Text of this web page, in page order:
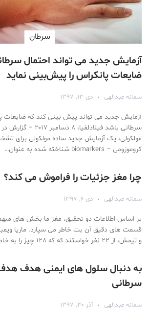
سرطان
آزمایش جدید می تواند احتمال
ضایعات پانکراس را پیش‌بینی نماید
سمانه عبدالهی دی ۱۳, ۱۳۹۷
آزمایش جدید می تواند پیش بینی کند که
سرطانی باشد فیلادلفیا،
مولکولی، یک آزمایش جدید ساده مولکولی برای
کروموزومی – biomarkers شناخته شده به عنوان…
چرا مغز جزئیات را فراموش می کند؟
سمانه عبدالهی دی ۶, ۱۳۹۷
بر اساس اطلاعات دو تحقیق، مغز ما بخش های مبهم
قسمت های دقیق آن بت خاطر می سپارد. ماریا ویمبر
و تیمش، از ۲۲ نفر خواستند که که ۱۲۸ چیز را به خاطر…
به دنبال سلول های ایمنی هدف
سرطانی
سمانه عبدالهی آذر ۳۰, ۱۳۹۷